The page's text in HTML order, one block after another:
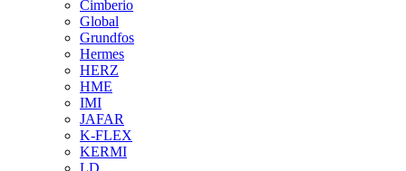
Cimberio
Global
Grundfos
Hermes
HERZ
HME
IMI
JAFAR
K-FLEX
KERMI
LD